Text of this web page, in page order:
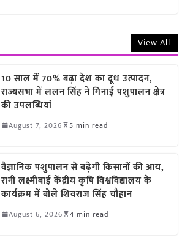
View All
10 साल में 70% बढ़ा देश का दूध उत्पादन,
राज्यसभा में ललन सिंह ने गिनाईं पशुपालन क्षेत्र
की उपलब्धियां
August 7, 2026 5 min read
वैज्ञानिक पशुपालन से बढ़ेगी किसानों की आय,
रानी लक्ष्मीबाई केंद्रीय कृषि विश्वविद्यालय के
कार्यक्रम में बोले शिवराज सिंह चौहान
August 6, 2026 4 min read